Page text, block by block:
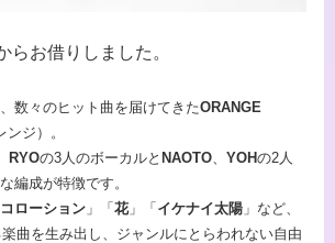
らお借りしました。
数々のヒット曲を届けてきたORANGE
ンジ）。
RYOの3人のボーカルと NAOTO YOHの2人
編成が特徴です。
ローション 」「花」「イケナイ太陽 」など、
曲を生み出し、ジャンルにとらわれない自由